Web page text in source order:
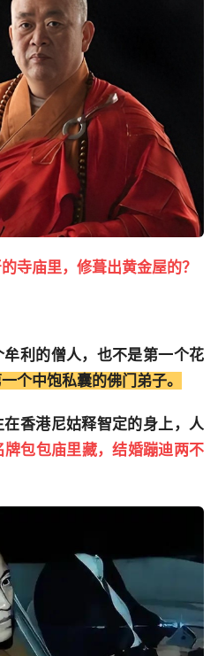
寺庙里，修葺出黄金屋的？
利的僧人，也不是第一个花
个中饱私囊的佛门弟子。
在香港尼姑释智定的身上，人
牌包包庙里藏，结婚蹦迪两不